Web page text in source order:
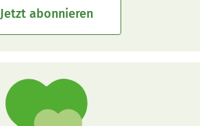
Jetzt abonnieren